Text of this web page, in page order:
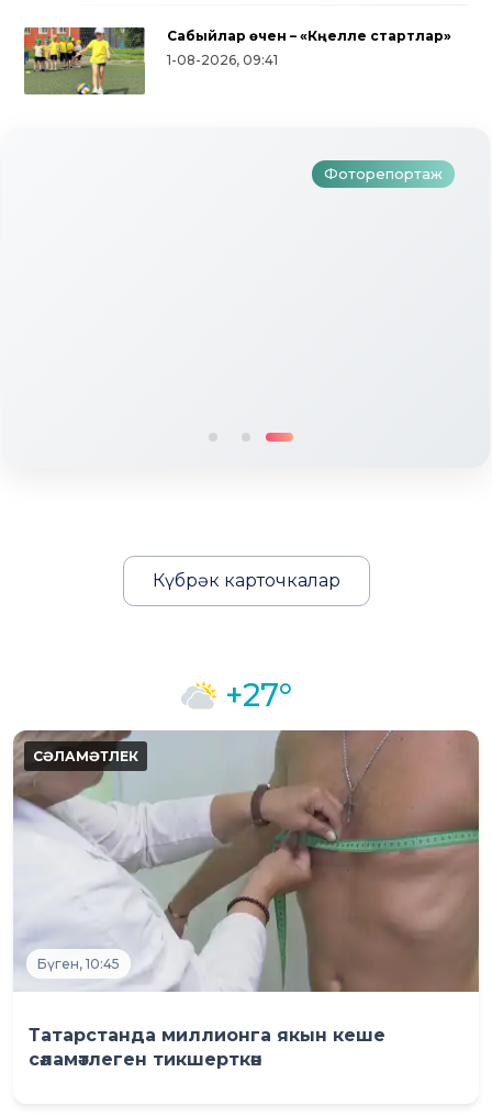
Сабыйлар өчен – «Күңелле стартлар»
1-08-2026, 09:41
Фоторепортаж
Күбрәк карточкалар
+27°
Бүген, 10:45
Татарстанда миллионга якын кеше
сәламәтлеген тикшерткән